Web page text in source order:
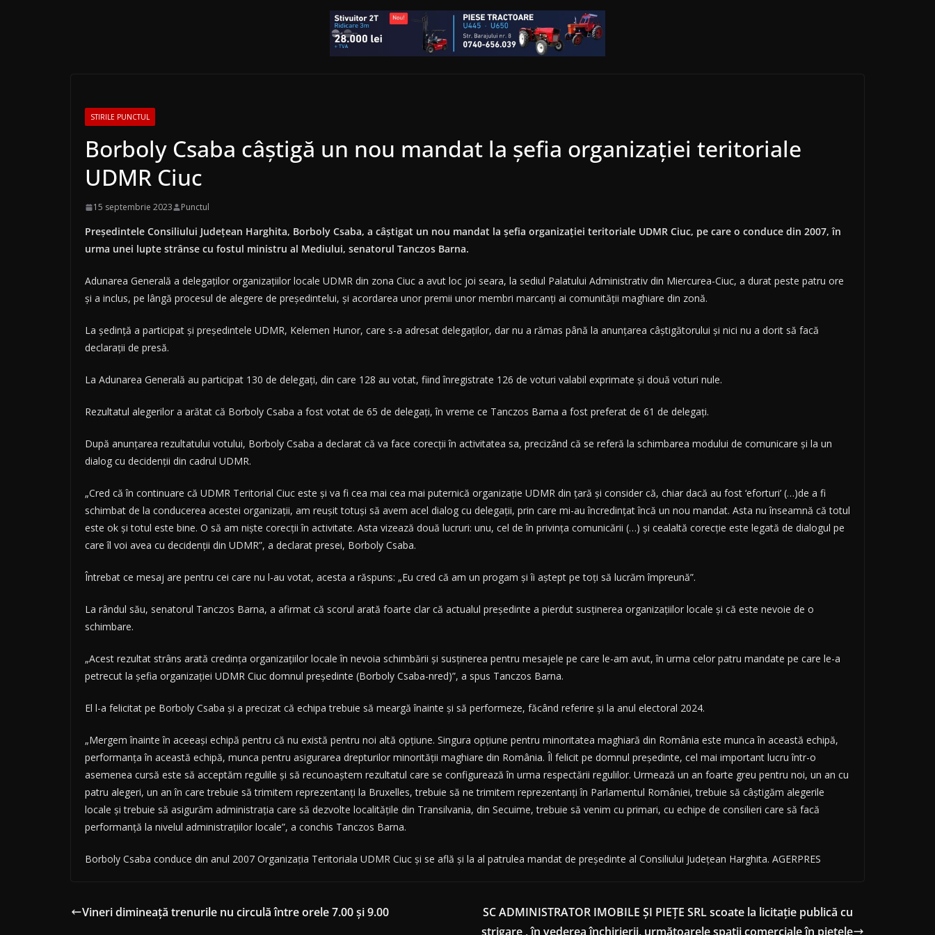
STIRILE PUNCTUL
Borboly Csaba câştigă un nou mandat la şefia organizaţiei teritoriale
UDMR Ciuc
15 septembrie 2023 Punctul
Preşedintele Consiliului Judeţean Harghita, Borboly Csaba, a câştigat un nou mandat la şefia organizaţiei teritoriale UDMR Ciuc, pe care o conduce din 2007, în
urma unei lupte strânse cu fostul ministru al Mediului, senatorul Tanczos Barna.
Adunarea Generală a delegaţilor organizaţiilor locale UDMR din zona Ciuc a avut loc joi seara, la sediul Palatului Administrativ din Miercurea-Ciuc, a durat peste patru ore
şi a inclus, pe lângă procesul de alegere de preşedintelui, şi acordarea unor premii unor membri marcanţi ai comunităţii maghiare din zonă.
La şedinţă a participat şi preşedintele UDMR, Kelemen Hunor, care s-a adresat delegaţilor, dar nu a rămas până la anunţarea câştigătorului şi nici nu a dorit să facă
declaraţii de presă.
La Adunarea Generală au participat 130 de delegaţi, din care 128 au votat, fiind înregistrate 126 de voturi valabil exprimate şi două voturi nule.
Rezultatul alegerilor a arătat că Borboly Csaba a fost votat de 65 de delegaţi, în vreme ce Tanczos Barna a fost preferat de 61 de delegaţi.
După anunţarea rezultatului votului, Borboly Csaba a declarat că va face corecţii în activitatea sa, precizând că se referă la schimbarea modului de comunicare şi la un
dialog cu decidenţii din cadrul UDMR.
„Cred că în continuare că UDMR Teritorial Ciuc este şi va fi cea mai cea mai puternică organizaţie UDMR din ţară şi consider că, chiar dacă au fost ‘eforturi’ (…)de a fi
schimbat de la conducerea acestei organizaţii, am reuşit totuşi să avem acel dialog cu delegaţii, prin care mi-au încredinţat încă un nou mandat. Asta nu înseamnă că totul
este ok şi totul este bine. O să am nişte corecţii în activitate. Asta vizează două lucruri: unu, cel de în privinţa comunicării (…) şi cealaltă corecţie este legată de dialogul pe
care îl voi avea cu decidenţii din UDMR”, a declarat presei, Borboly Csaba.
Întrebat ce mesaj are pentru cei care nu l-au votat, acesta a răspuns: „Eu cred că am un progam şi îi aştept pe toţi să lucrăm împreună”.
La rândul său, senatorul Tanczos Barna, a afirmat că scorul arată foarte clar că actualul preşedinte a pierdut susţinerea organizaţiilor locale şi că este nevoie de o
schimbare.
„Acest rezultat strâns arată credinţa organizaţiilor locale în nevoia schimbării şi susţinerea pentru mesajele pe care le-am avut, în urma celor patru mandate pe care le-a
petrecut la şefia organizaţiei UDMR Ciuc domnul preşedinte (Borboly Csaba-nred)”, a spus Tanczos Barna.
El l-a felicitat pe Borboly Csaba şi a precizat că echipa trebuie să meargă înainte şi să performeze, făcând referire şi la anul electoral 2024.
„Mergem înainte în aceeaşi echipă pentru că nu există pentru noi altă opţiune. Singura opţiune pentru minoritatea maghiară din România este munca în această echipă,
performanţa în această echipă, munca pentru asigurarea drepturilor minorităţii maghiare din România. Îl felicit pe domnul preşedinte, cel mai important lucru într-o
asemenea cursă este să acceptăm regulile şi să recunoaştem rezultatul care se configurează în urma respectării regulilor. Urmează un an foarte greu pentru noi, un an cu
patru alegeri, un an în care trebuie să trimitem reprezentanţi la Bruxelles, trebuie să ne trimitem reprezentanţi în Parlamentul României, trebuie să câştigăm alegerile
locale şi trebuie să asigurăm administraţia care să dezvolte localităţile din Transilvania, din Secuime, trebuie să venim cu primari, cu echipe de consilieri care să facă
performanţă la nivelul administraţiilor locale”, a conchis Tanczos Barna.
Borboly Csaba conduce din anul 2007 Organizaţia Teritoriala UDMR Ciuc şi se află şi la al patrulea mandat de preşedinte al Consiliului Judeţean Harghita. AGERPRES
Vineri dimineață trenurile nu circulă între orele 7.00 și 9.00
SC ADMINISTRATOR IMOBILE ŞI PIEŢE SRL scoate la licitaţie publică cu
strigare , în vederea închirierii, următoarele spaţii comerciale în pieţele